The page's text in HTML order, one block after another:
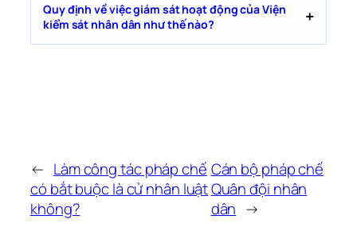
Quy định về việc giám sát hoạt động của Viện
kiểm sát nhân dân như thế nào?
← Làm công tác pháp chế
có bắt buộc là cử nhân luật
không?
Cán bộ pháp chế
Quân đội nhân
dân →